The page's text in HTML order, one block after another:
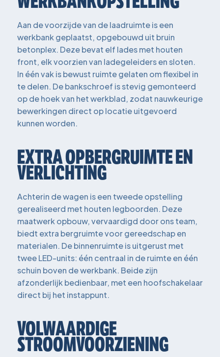
Aan de voorzijde van de laadruimte is een
werkbank geplaatst, opgebouwd uit bruin
betonplex. Deze bevat elf lades met houten
front, elk voorzien van ladegeleiders en sloten.
In één vak is bewust ruimte gelaten om flexibel in
te delen. De bankschroef is stevig gemonteerd
op de hoek van het werkblad, zodat nauwkeurige
bewerkingen direct op locatie uitgevoerd
kunnen worden.
EXTRA OPBERGRUIMTE EN
VERLICHTING
Achterin de wagen is een tweede opstelling
gerealiseerd met houten legboorden. Deze
maatwerk opbouw, vervaardigd door ons team,
biedt extra bergruimte voor gereedschap en
materialen. De binnenruimte is uitgerust met
twee LED-units: één centraal in de ruimte en één
schuin boven de werkbank. Beide zijn
afzonderlijk bedienbaar, met een hoofschakelaar
direct bij het instappunt.
VOLWAARDIGE
STROOMVOORZIENING